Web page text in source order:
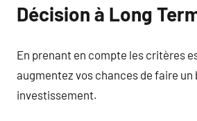
Décision à Long
En prenant en compte les critères
augmentez vos chances de faire un
investissement.